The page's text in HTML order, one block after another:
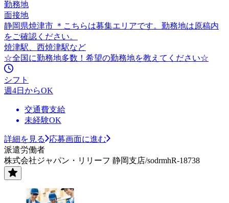
勤務地
面接地
静岡県焼津市 ＊こちらは募集エリアです。勤務地は原稿内
をご確認ください。
焼津駅、西焼津駅など
☆全国に勤務地多数！希望の勤務地を教えてください☆
シフト
週4日からOK
交通費支給
未経験OK
詳細を見る
応募画面に進む
派遣労働者
株式会社ジャパン・リリーフ 静岡支店/sodrmhR-18738